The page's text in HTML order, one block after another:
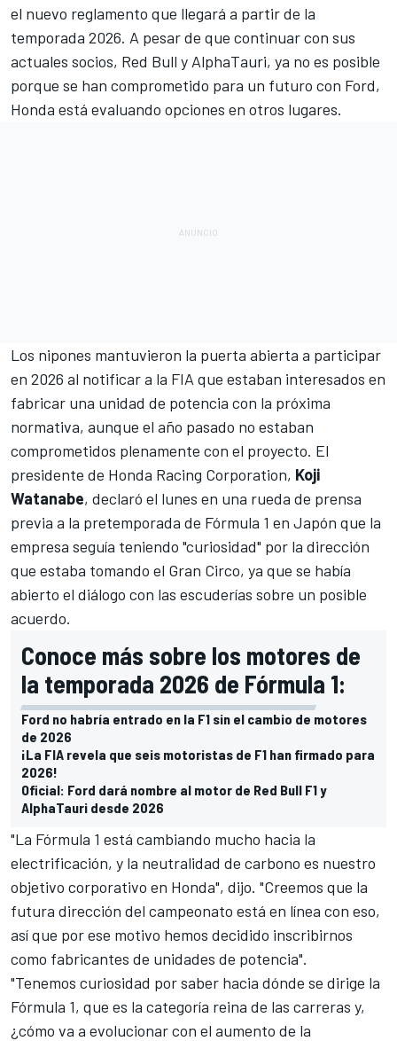
el nuevo reglamento que llegará a partir de la
temporada 2026. A pesar de que continuar con sus
actuales socios, Red Bull y AlphaTauri, ya no es posible
porque se han comprometido para un futuro con Ford,
Honda está evaluando opciones en otros lugares.
Los nipones mantuvieron la puerta abierta a participar
en 2026 al notificar a la FIA que estaban interesados en
fabricar una unidad de potencia con la próxima
normativa, aunque el año pasado no estaban
comprometidos plenamente con el proyecto. El
presidente de Honda Racing Corporation, Koji
Watanabe, declaró el lunes en una rueda de prensa
previa a la pretemporada de Fórmula 1 en Japón que la
empresa seguía teniendo "curiosidad" por la dirección
que estaba tomando el Gran Circo, ya que se había
abierto el diálogo con las escuderías sobre un posible
acuerdo.
Conoce más sobre los motores de
la temporada 2026 de Fórmula 1:
Ford no habría entrado en la F1 sin el cambio de motores
de 2026
¡La FIA revela que seis motoristas de F1 han firmado para
2026!
Oficial: Ford dará nombre al motor de Red Bull F1 y
AlphaTauri desde 2026
"La Fórmula 1 está cambiando mucho hacia la
electrificación, y la neutralidad de carbono es nuestro
objetivo corporativo en Honda", dijo. "Creemos que la
futura dirección del campeonato está en línea con eso,
así que por ese motivo hemos decidido inscribirnos
como fabricantes de unidades de potencia".
"Tenemos curiosidad por saber hacia dónde se dirige la
Fórmula 1, que es la categoría reina de las carreras y,
¿cómo va a evolucionar con el aumento de la